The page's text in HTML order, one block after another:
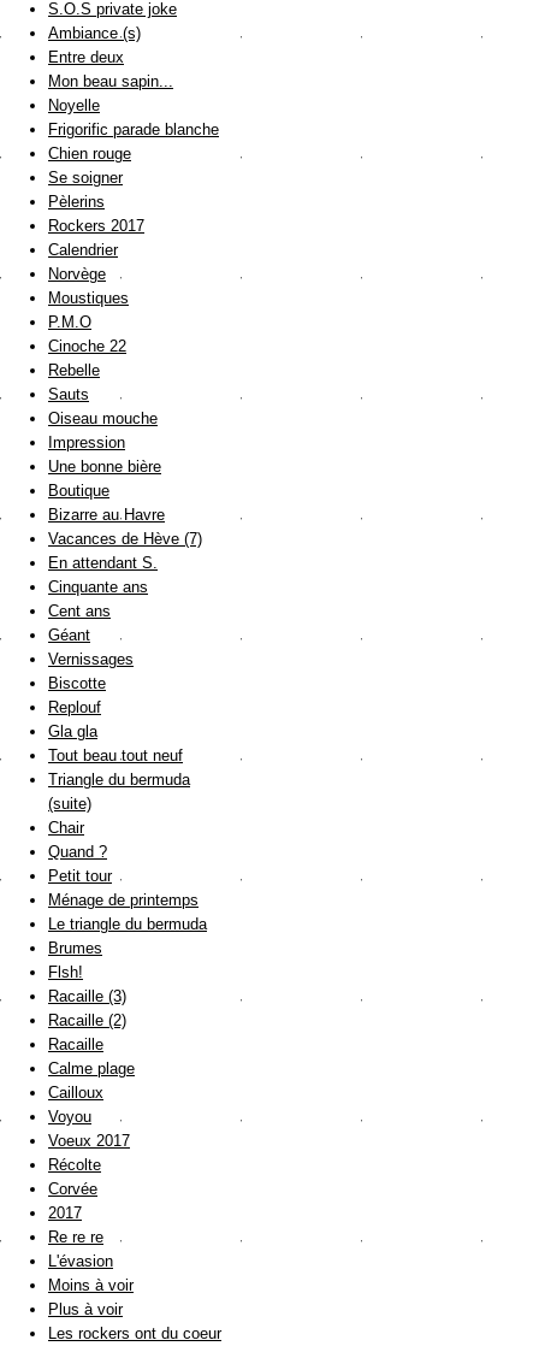
S.O.S private joke
Ambiance (s)
Entre deux
Mon beau sapin...
Noyelle
Frigorific parade blanche
Chien rouge
Se soigner
Pèlerins
Rockers 2017
Calendrier
Norvège
Moustiques
P.M.O
Cinoche 22
Rebelle
Sauts
Oiseau mouche
Impression
Une bonne bière
Boutique
Bizarre au Havre
Vacances de Hève (7)
En attendant S.
Cinquante ans
Cent ans
Géant
Vernissages
Biscotte
Replouf
Gla gla
Tout beau tout neuf
Triangle du bermuda
(suite)
Chair
Quand ?
Petit tour
Ménage de printemps
Le triangle du bermuda
Brumes
Flsh!
Racaille (3)
Racaille (2)
Racaille
Calme plage
Cailloux
Voyou
Voeux 2017
Récolte
Corvée
2017
Re re re
L'évasion
Moins à voir
Plus à voir
Les rockers ont du coeur